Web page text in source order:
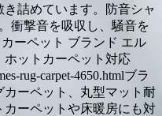
詰めています。防音シャ
衝撃音を吸収し、騒音を
ーペット ブランド エル
ホットカーペット対応
rug-carpet-4650.htmlブラ
ーペット、丸型マット耐
ーペットや床暖房にも対